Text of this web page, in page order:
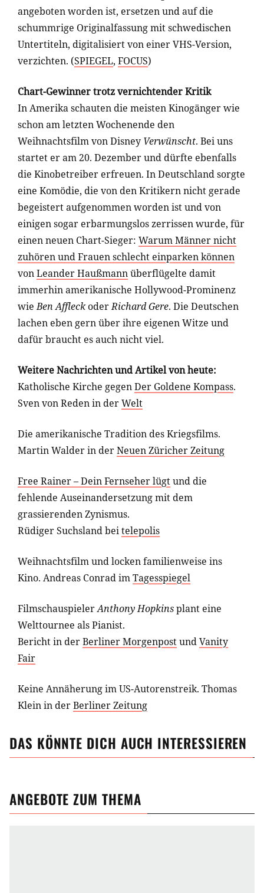
angeboten worden ist, ersetzen und auf die
schummrige Originalfassung mit schwedischen
Untertiteln, digitalisiert von einer VHS-Version,
verzichten. (SPIEGEL, FOCUS)
Chart-Gewinner trotz vernichtender Kritik
In Amerika schauten die meisten Kinogänger wie
schon am letzten Wochenende den
Weihnachtsfilm von Disney Verwünscht. Bei uns
startet er am 20. Dezember und dürfte ebenfalls
die Kinobetreiber erfreuen. In Deutschland sorgte
eine Komödie, die von den Kritikern nicht gerade
begeistert aufgenommen worden ist und von
einigen sogar erbarmungslos zerrissen wurde, für
einen neuen Chart-Sieger: Warum Männer nicht
zuhören und Frauen schlecht einparken können
vonLeander Haußmannüberflügelte damit
immerhin amerikanische Hollywood-Prominenz
wieBen AffleckoderRichard Gere. Die Deutschen
lachen eben gern über ihre eigenen Witze und
dafür braucht es auch nicht viel.
Weitere Nachrichten und Artikel von heute:
Katholische Kirche gegenDer Goldene Kompass.
Sven von Reden in derWelt
Die amerikanische Tradition des Kriegsfilms.
Martin Walder in derNeuen Züricher Zeitung
Free Rainer – Dein Fernseher lügtund die
fehlende Auseinandersetzung mit dem
grassierenden Zynismus.
Rüdiger Suchsland beitelepolis
Weihnachtsfilm und locken familienweise ins
Kino. Andreas Conrad imTagesspiegel
FilmschauspielerAnthony Hopkinsplant eine
Welttournee als Pianist.
Bericht in derBerliner MorgenpostundVanity
Fair
Keine Annäherung im US-Autorenstreik. Thomas
Klein in derBerliner Zeitung
DAS KÖNNTE DICH AUCH INTERESSIEREN
ANGEBOTE ZUM THEMA